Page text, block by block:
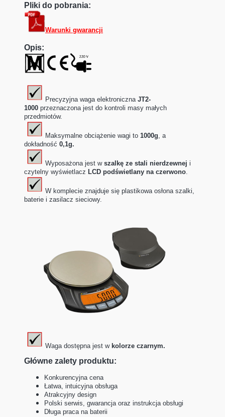
Pliki do pobrania:
Warunki gwarancji
Opis:
Precyzyjna waga elektroniczna JT2-
1000 przeznaczona jest do kontroli masy małych
przedmiotów.
Maksymalne obciążenie wagi to 1000g , a
dokładność 0,1g.
Wyposażona jest w szalkę ze stali nierdzewnej i
czytelny wyświetlacz LCD podświetlany na czerwono.
W komplecie znajduje się plastikowa osłona szalki,
baterie i zasilacz sieciowy.
Waga dostępna jest wkolorze czarnym.
Główne zalety produktu:
Konkurencyjna cena
Łatwa, intuicyjna obsługa
Atrakcyjny design
Polski serwis, gwarancja oraz instrukcja obsługi
Długa praca na baterii